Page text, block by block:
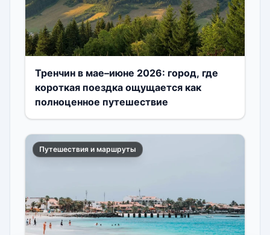
Тренчин в мае–июне 2026: город, где
короткая поездка ощущается как
полноценное путешествие
Путешествия и маршруты